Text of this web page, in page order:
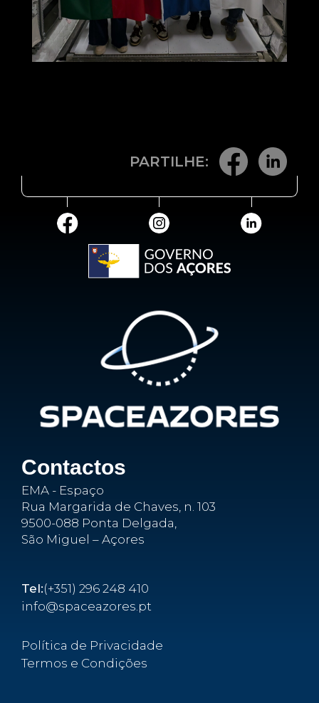
PARTILHE:
Contactos
EMA - Espaço
Rua Margarida de Chaves, n. 103
9500-088 Ponta Delgada,
São Miguel – Açores
Tel:(+351) 296 248 410
info@spaceazores.pt
Política de Privacidade
Termos e Condições